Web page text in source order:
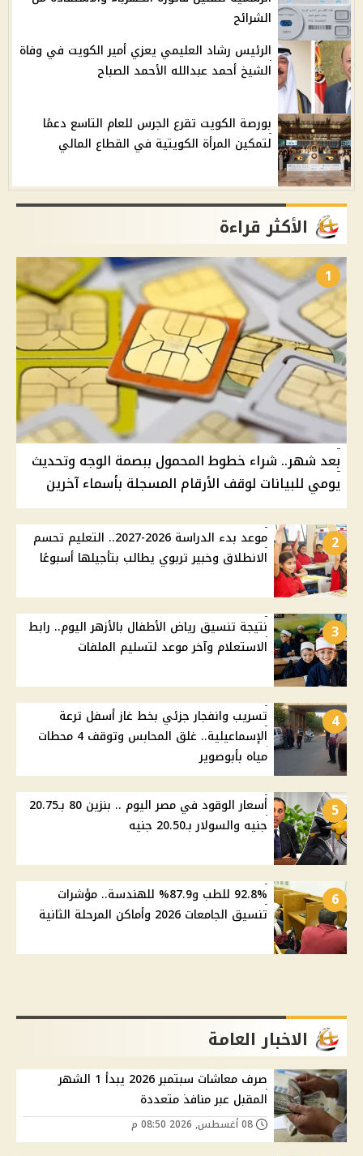
الشرائح
الرئيس رشاد العليمي يعزي أمير الكويت في وفاة
الشيخ أحمد عبدالله الأحمد الصباح
بورصة الكويت تقرع الجرس للعام التاسع دعمًا
لتمكين المرأة الكويتية في القطاع المالي
الأكثر قراءة
1
بعد شهر.. شراء خطوط المحمول ببصمة الوجه وتحديث
يومي للبيانات لوقف الأرقام المسجلة بأسماء آخرين
2
موعد بدء الدراسة 2026-2027.. التعليم تحسم
الانطلاق وخبير تربوي يطالب بتأجيلها أسبوعًا
3
نتيجة تنسيق رياض الأطفال بالأزهر اليوم.. رابط
الاستعلام وآخر موعد لتسليم الملفات
4
تسريب وانفجار جزئي بخط غاز أسفل ترعة
الإسماعيلية.. غلق المحابس وتوقف 4 محطات
مياه بأبوصوير
5
أسعار الوقود في مصر اليوم .. بنزين 80 بـ20.75
جنيه والسولار بـ20.50 جنيه
6
92.8% للطب و87.9% للهندسة.. مؤشرات
تنسيق الجامعات 2026 وأماكن المرحلة الثانية
الاخبار العامة
صرف معاشات سبتمبر 2026 يبدأ 1 الشهر
المقبل عبر منافذ متعددة